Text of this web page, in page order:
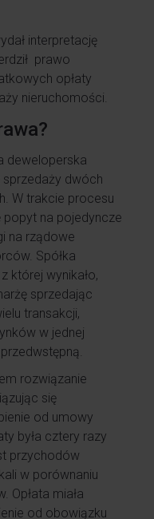
interpretację
prawo
opłaty
nieruchomości.
deweloperska
sprzedaży dwóch
W trakcie procesu
popyt na pojedyncze
na rządowe
Spółka
której wynikało,
sprzedając
transakcji,
w jednej
rozwiązanie
się
od umowy
była cztery razy
przychodów
w porównaniu
Opłata miała
od obowiązku